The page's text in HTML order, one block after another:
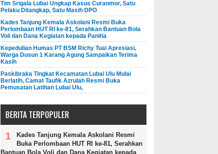
Tim Srigala Lubai Ungkap Kasus Curanmor, Satu
Pelaku Ditangkap, Satu Masih DPO
Kades Tanjung Kemala Askolani Resmi Buka
Perlombaan HUT RI ke-81, Serahkan Bantuan Bola
Voli dan Dana Kegiatan kepada Panitia
Kepedulian Humas PT BSM Richy Tuai Apresiasi,
Warga Dusun 1 Karang Agung Sampaikan Terima
Kasih
Paskibraka Tingkat Kecamatan Lubai Ulu Mulai
Berlatih, Camat Taufik Azrulah Resmi Buka
Pemusatan Latihan Lubai Ulu,
BERITA TERPOPULER
Kades Tanjung Kemala Askolani Resmi
Buka Perlombaan HUT RI ke-81, Serahkan
Bantuan Bola Voli dan Dana Kegiatan kepada